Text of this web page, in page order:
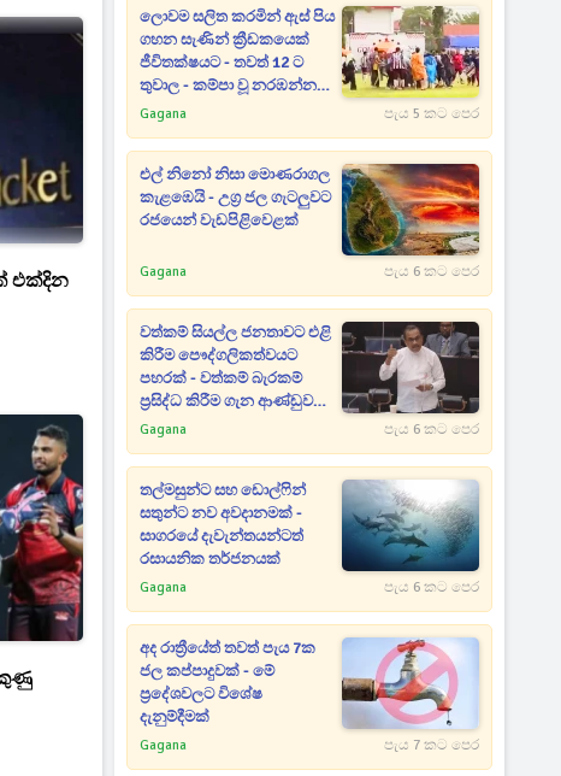
එක්දින
ලොවම සලිත කරමින් ඇස් පිය
ගහන සැණින් ක්‍රීඩකයෙක්
ජීවිතක්ෂයට - තවත් 12 ට
තුවාල - කම්පා වූ නරඹන්නන්
සියලු දෙනා පිටියට දුවන් එයි
Gagana පැය 5 කට පෙර
එල් නිනෝ නිසා මොණරාගල
කැළඹෙයි - උග්‍ර ජල ගැටලුවට
රජයෙන් වැඩපිළිවෙළක්
Gagana පැය 6 කට පෙර
වත්කම් සියල්ල ජනතාවට එළි
කිරීම පෞද්ගලිකත්වයට
පහරක් - වත්කම් බැරකම්
ප්‍රසිද්ධ කිරීම ගැන ආණ්ඩුව
ගන්න යන අලුත්ම තීරණය
Gagana පැය 6 කට පෙර
තල්මසුන්ට සහ ඩොල්ෆින්
සතුන්ට නව අවදානමක් -
සාගරයේ දැවැන්තයන්ටත්
රසායනික තර්ජනයක්
Gagana පැය 6 කට පෙර
අද රාත්‍රීයේත් තවත් පැය 7ක
ජල කප්පාදුවක් - මේ
ප්‍රදේශවලට විශේෂ
දැනුම්දීමක්
Gagana පැය 7 කට පෙර